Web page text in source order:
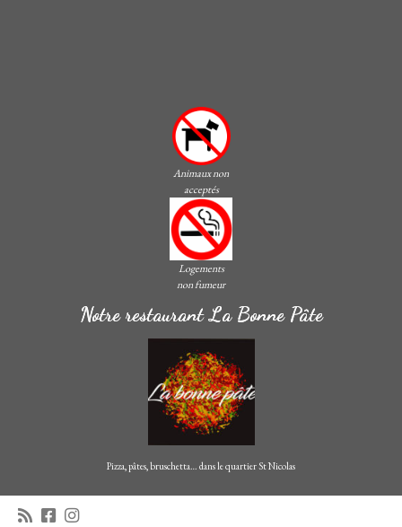
Animaux non
acceptés
Logements
non fumeur
Notre restaurant La Bonne Pâte
Pizza, pâtes, bruschetta… dans le quartier St Nicolas